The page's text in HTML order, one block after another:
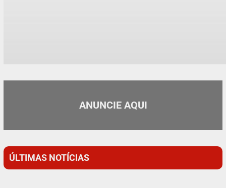
ANUNCIE AQUI
ÚLTIMAS NOTÍCIAS